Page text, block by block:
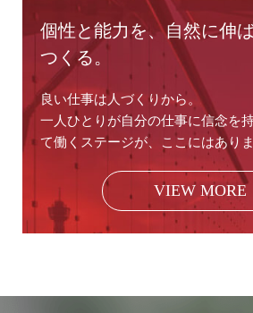
個性と能力を、自然に伸
つくる。
良い仕事は人づくりから。
一人ひとりが自分の仕事に信念を持
て働くステージが、ここにはありま
VIEW MORE